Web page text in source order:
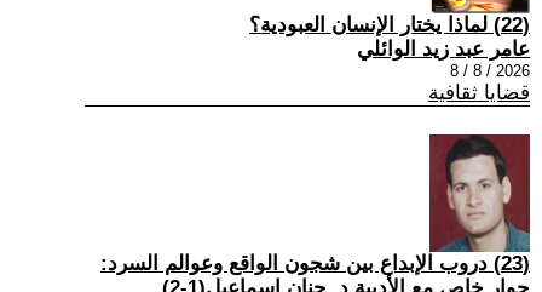
(22) لماذا يختار الإنسان العبودية؟
عامر عبد زيد الوائلي
2026 / 8 / 8
قضايا ثقافية
(23) دروب الإبداع بين شجون الواقع وعوالم السرد: